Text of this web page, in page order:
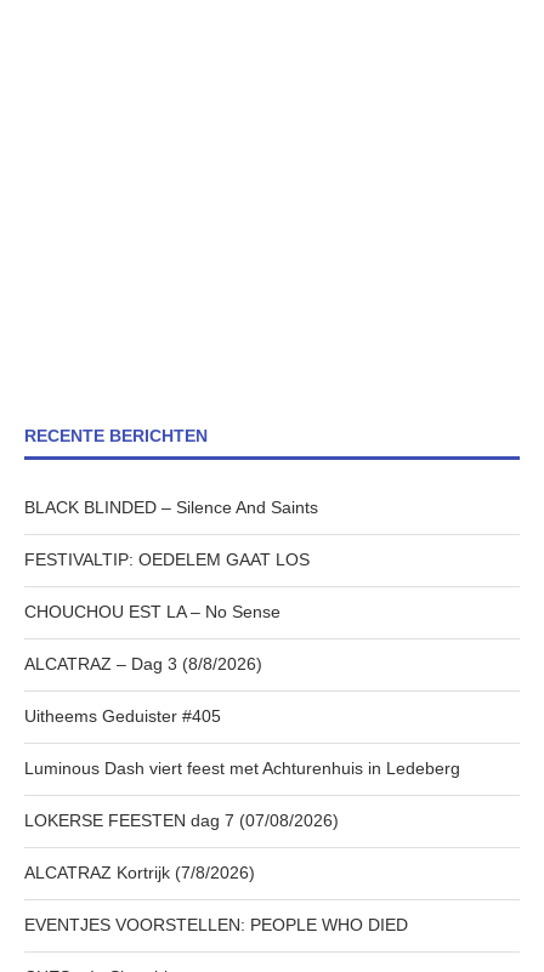
RECENTE BERICHTEN
BLACK BLINDED – Silence And Saints
FESTIVALTIP: OEDELEM GAAT LOS
CHOUCHOU EST LA – No Sense
ALCATRAZ – Dag 3 (8/8/2026)
Uitheems Geduister #405
Luminous Dash viert feest met Achturenhuis in Ledeberg
LOKERSE FEESTEN dag 7 (07/08/2026)
ALCATRAZ Kortrijk (7/8/2026)
EVENTJES VOORSTELLEN: PEOPLE WHO DIED